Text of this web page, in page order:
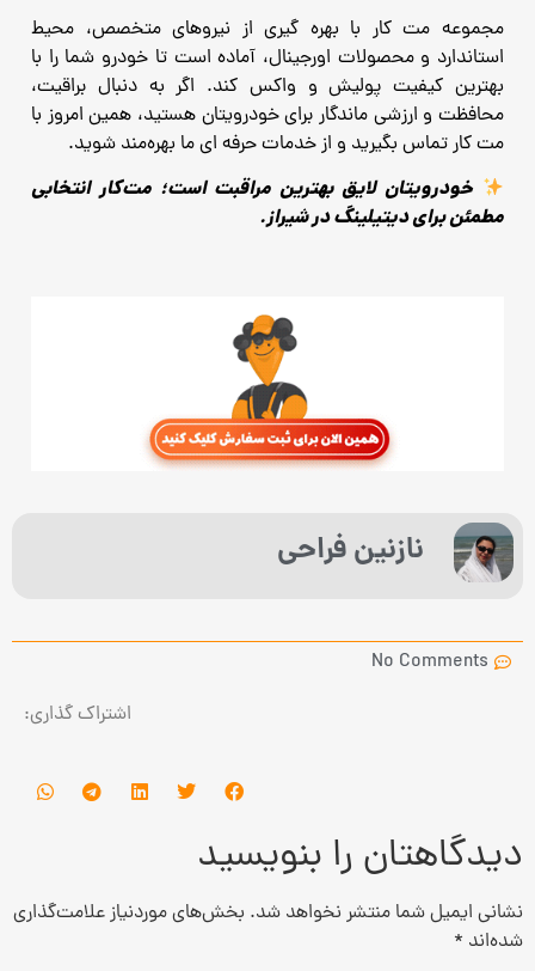
مجموعه مت ‌کار با بهره‌ گیری از نیروهای متخصص، محیط
استاندارد و محصولات اورجینال، آماده است تا خودرو شما را با
بهترین کیفیت پولیش و واکس کند. اگر به دنبال براقیت،
محافظت و ارزشی ماندگار برای خودرویتان هستید، همین امروز با
مت‌ کار تماس بگیرید و از خدمات حرفه‌ ای ما بهره‌مند شوید.
خودرویتان لایق بهترین مراقبت است؛ مت‌کار انتخابی
مطمئن برای دیتیلینگ در شیراز.
نازنین فراحی
No Comments
اشتراک گذاری:
دیدگاهتان را بنویسید
نشانی ایمیل شما منتشر نخواهد شد. بخش‌های موردنیاز علامت‌گذاری
شده‌اند *